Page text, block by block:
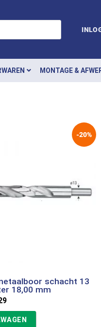
MONTAGE &
-20%
schacht 13
18,00 mm
Huidige
€20,29.